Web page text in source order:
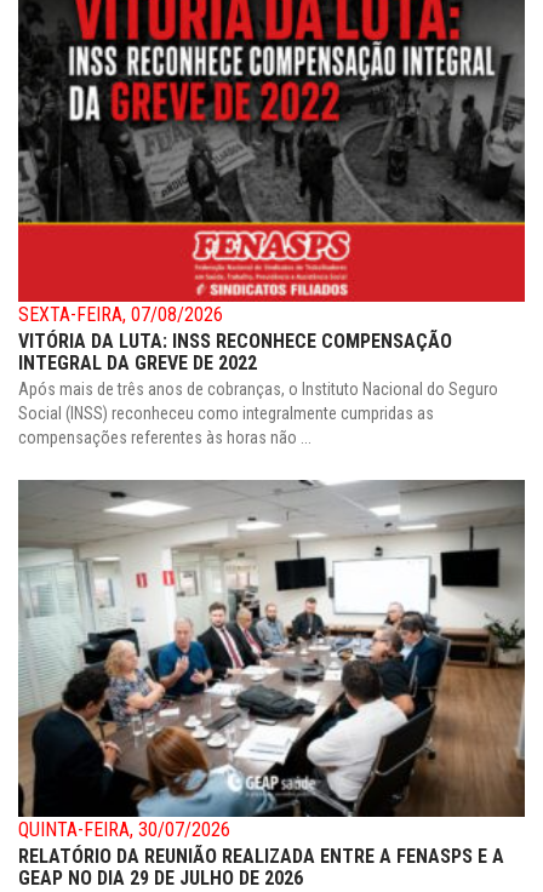
SEXTA-FEIRA, 07/08/2026
VITÓRIA DA LUTA: INSS RECONHECE COMPENSAÇÃO
INTEGRAL DA GREVE DE 2022
Após mais de três anos de cobranças, o Instituto Nacional do Seguro
Social (INSS) reconheceu como integralmente cumpridas as
compensações referentes às horas não ...
QUINTA-FEIRA, 30/07/2026
RELATÓRIO DA REUNIÃO REALIZADA ENTRE A FENASPS E A
GEAP NO DIA 29 DE JULHO DE 2026